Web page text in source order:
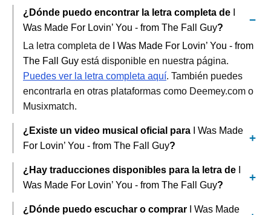
¿Dónde puedo encontrar la letra completa de
Was Made For Lovin’ You - from The Fall Guy?
La letra completa de
I Was Made For Lovin’ You - from
The Fall Guy está disponible en nuestra página.
Puedes ver la letra completa aquí. También puedes
encontrarla en otras plataformas como Deemey.com o
Musixmatch.
¿Existe un video musical oficial para
I Was Made
For Lovin’ You - from The Fall Guy?
¿Hay traducciones disponibles para la letra de
Was Made For Lovin’ You - from The Fall Guy?
¿Dónde puedo escuchar o comprar
I Was Made